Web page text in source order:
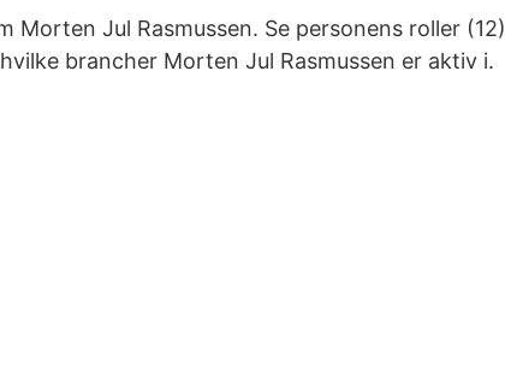
Jul Rasmussen. Se personens roller (12)
brancher Morten Jul Rasmussen er aktiv i.